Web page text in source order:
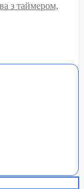
з таймером,